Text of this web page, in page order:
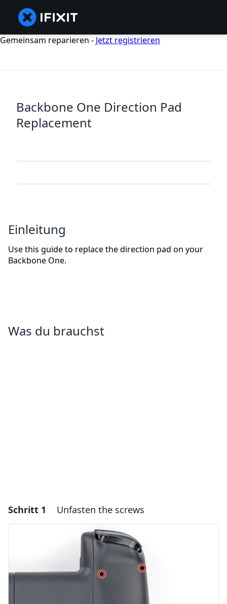
Gemeinsam reparieren - Jetzt registrieren
Backbone One Direction Pad
Replacement
Einleitung
Use this guide to replace the direction pad on your
Backbone One.
Was du brauchst
Schritt 1 Unfasten the screws